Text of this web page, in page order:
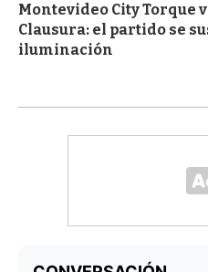
Montevideo City Torque
Clausura: el partido se
iluminación